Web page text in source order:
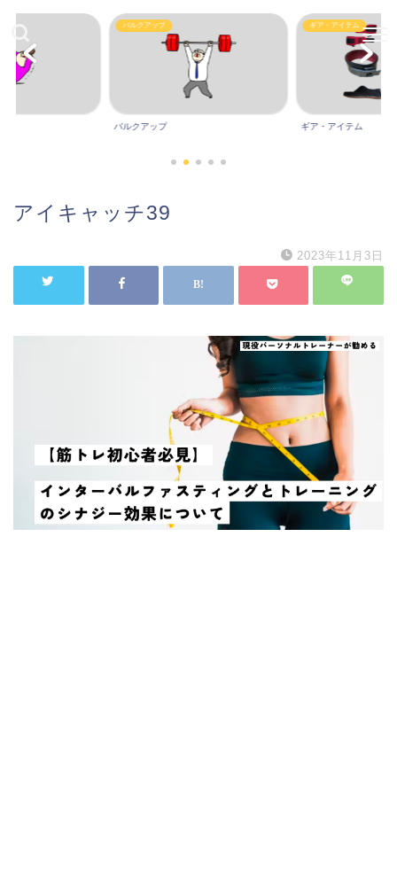
ギア・アイテム
ギア・アイテム
Other
Other
アイキャッチ39
2023年11月3日